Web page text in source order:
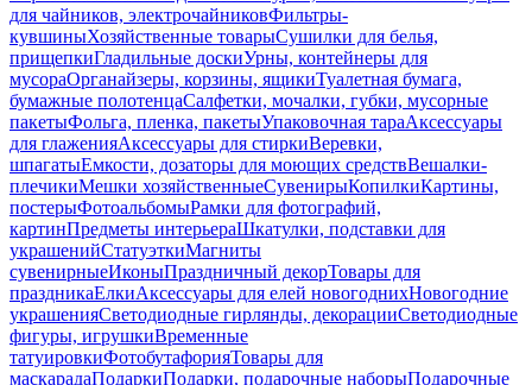
для чайников, электрочайниковФильтры-
кувшиныХозяйственные товарыСушилки для белья,
прищепкиГладильные доскиУрны, контейнеры для
мусораОрганайзеры, корзины, ящикиТуалетная бумага,
бумажные полотенцаСалфетки, мочалки, губки, мусорные
пакетыФольга, пленка, пакетыУпаковочная тараАксессуары
для глаженияАксессуары для стиркиВеревки,
шпагатыЕмкости, дозаторы для моющих средствВешалки-
плечикиМешки хозяйственныеСувенирыКопилкиКартины,
постерыФотоальбомыРамки для фотографий,
картинПредметы интерьераШкатулки, подставки для
украшенийСтатуэткиМагниты
сувенирныеИконыПраздничный декорТовары для
праздникаЕлкиАксессуары для елей новогоднихНовогодние
украшенияСветодиодные гирлянды, декорацииСветодиодные
фигуры, игрушкиВременные
татуировкиФотобутафорияТовары для
маскарадаПодаркиПодарки, подарочные наборыПодарочные